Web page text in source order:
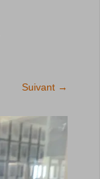
Suivant →